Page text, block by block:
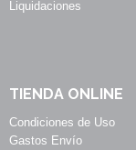
Liquidaciones
TIENDA ONLINE
Condiciones de Uso
Gastos Envío